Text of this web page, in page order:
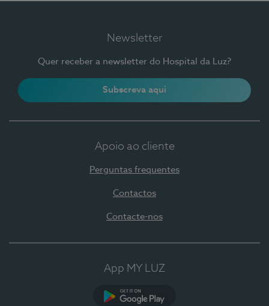
Newsletter
Quer receber a newsletter do Hospital da Luz?
Subscreva aqui
Apoio ao cliente
Perguntas frequentes
Contactos
Contacte-nos
App MY LUZ